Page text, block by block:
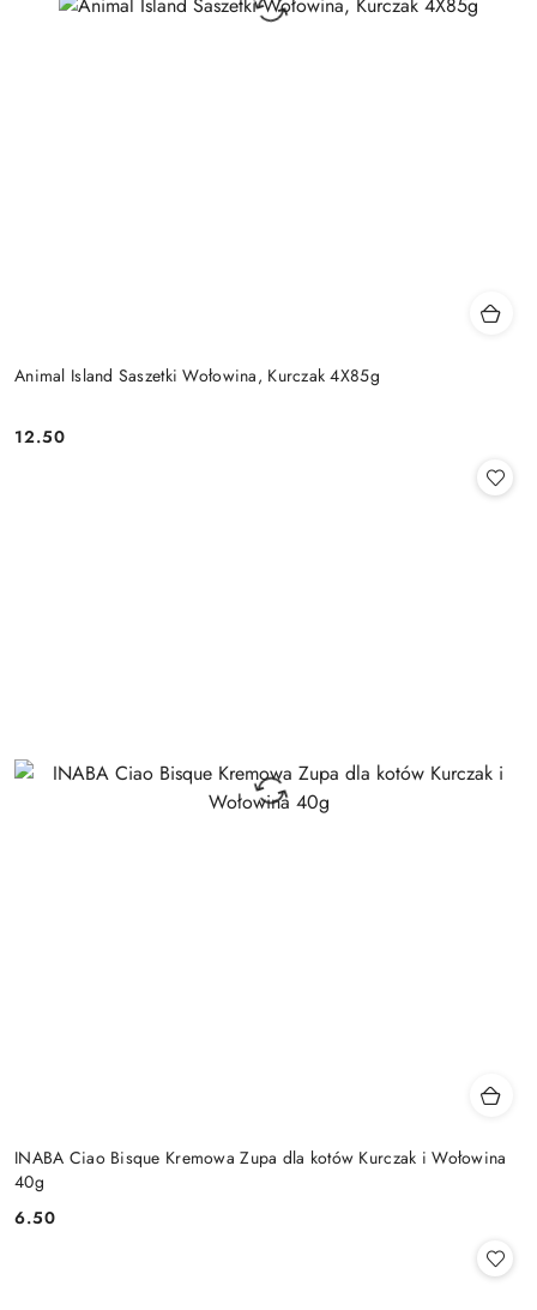
Animal Island Saszetki Wołowina, Kurczak 4X85g
Cena:
12.50
INABA Ciao Bisque Kremowa Zupa dla kotów Kurczak i Wołowina
40g
Cena:
6.50